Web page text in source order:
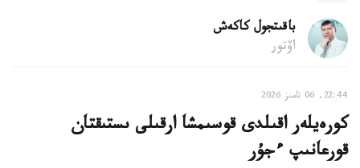
باقىتجول كاكەش
اۆتور
22:44, 06 تامىز 2026
كورەيلەر اقىلدى قوسىمشا ارقىلى ىستىقتان
قورعانىپ ءجۇر